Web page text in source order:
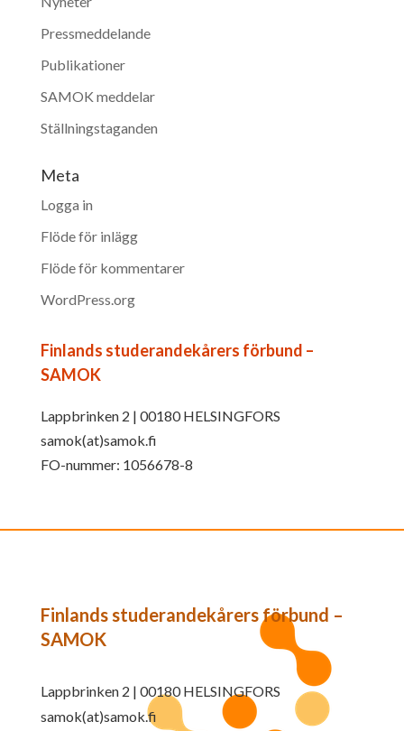
Pressmeddelande
Publikationer
SAMOK meddelar
Ställningstaganden
Meta
Logga in
Flöde för inlägg
Flöde för kommentarer
WordPress.org
Finlands studerandekårers förbund –
SAMOK
Lappbrinken 2 | 00180 HELSINGFORS
samok(at)samok.fi
FO-nummer: 1056678-8
Finlands studerandekårers förbund –
SAMOK
Lappbrinken 2 | 00180 HELSINGFORS
samok(at)samok.fi